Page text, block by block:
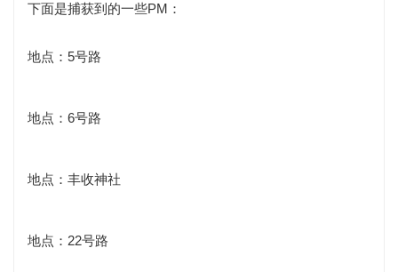
下面是捕获到的一些PM：
地点：5号路
地点：6号路
地点：丰收神社
地点：22号路